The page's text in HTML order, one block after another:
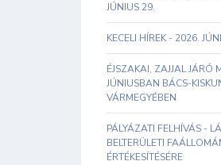
JÚNIUS 29.
KECELI HÍREK - 2026.
ÉJSZAKAI, ZAJJAL JÁRÓ
JÚNIUSBAN BÁCS-
VÁRMEGYÉBEN
PÁLYÁZATI FELHÍVÁS -
BELTERÜLETI
ÉRTÉKESÍTÉSÉRE